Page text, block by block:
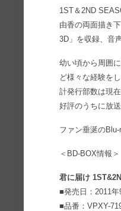
1ST＆2ND
由香の両面描き
3D」を収録、音
幼い頃から周囲
ど様々な経験を
計発行部数は現
好評のうちに放
ファン垂涎の
＜BD-BOX情報＞
君に届け
■発売日：2011年
■品番：VPXY-